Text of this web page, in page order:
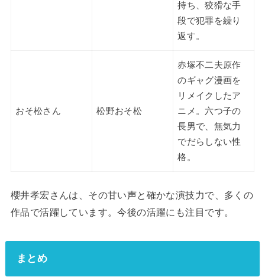
持ち、狡猾な手
段で犯罪を繰り
返す。
おそ松さん 松野おそ松
赤塚不二夫原作
のギャグ漫画を
リメイクしたア
ニメ。六つ子の
長男で、無気力
でだらしない性
格。
櫻井孝宏さんは、その甘い声と確かな演技力で、多くの
作品で活躍しています。今後の活躍にも注目です。
まとめ